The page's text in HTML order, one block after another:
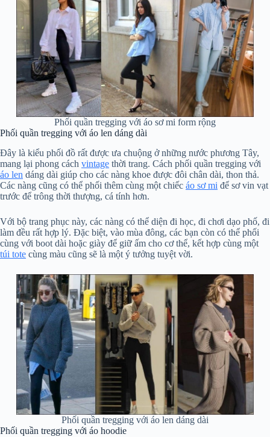
Phối quần tregging với áo sơ mi form rộng
Phối quần tregging với áo len dáng dài
Đây là kiểu phối đồ rất được ưa chuộng ở những nước phương Tây,
mang lại phong cách vintage thời trang. Cách phối quần tregging với
áo len dáng dài giúp cho các nàng khoe được đôi chân dài, thon thả.
Các nàng cũng có thể phối thêm cùng một chiếc áo sơ mi để sơ vin vạt
trước để trông thời thượng, cá tính hơn.
Với bộ trang phục này, các nàng có thể diện đi học, đi chơi dạo phố, đi
làm đều rất hợp lý. Đặc biệt, vào mùa đông, các bạn còn có thể phối
cùng với boot dài hoặc giày để giữ ấm cho cơ thể, kết hợp cùng một
túi tote cùng màu cũng sẽ là một ý tưởng tuyệt vời.
Phối quần tregging với áo len dáng dài
Phối quần tregging với áo hoodie